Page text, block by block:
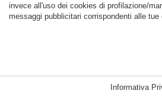
invece all'uso dei cookies di profilazione/
messaggi pubblicitari corrispondenti alle tue
Cookie Necessari, Tecnici di Sessione
Informativa